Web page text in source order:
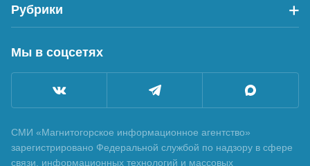
Рубрики
Мы в соцсетях
СМИ «Магнитогорское информационное агентство»
зарегистрировано Федеральной службой по надзору в сфере
связи, информационных технологий и массовых